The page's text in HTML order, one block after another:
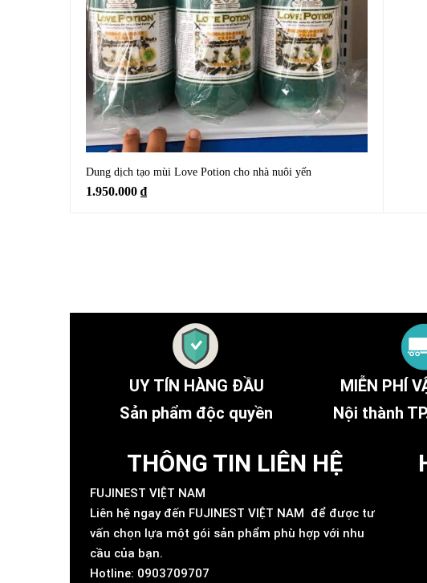
Dung dịch tạo mùi Love Potion cho nhà nuôi yến
1.950.000 ₫
UY TÍN HÀNG ĐẦU
Sản phẩm độc quyền
MIỄN PHÍ
Nội thành
THÔNG TIN LIÊN HỆ
FUJINEST VIỆT NAM
Liên hệ ngay đến FUJINEST VIỆT NAM để được tư
vấn chọn lựa một gói sản phẩm phù hợp với nhu
cầu của bạn.
Hotline: 0903709707